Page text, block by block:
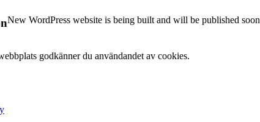
New WordPress website is being built and will be published soon
godkänner du användandet av cookies.